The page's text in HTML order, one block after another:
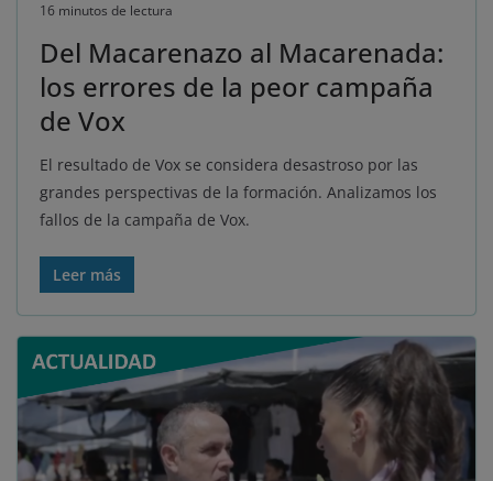
16 minutos de lectura
Del Macarenazo al Macarenada:
los errores de la peor campaña
de Vox
El resultado de Vox se considera desastroso por las
grandes perspectivas de la formación. Analizamos los
fallos de la campaña de Vox.
Leer más